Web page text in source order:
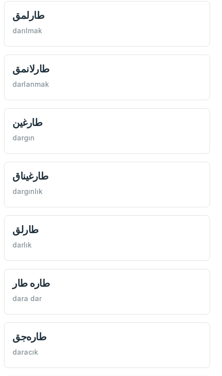
طارلمق
darılmak
طارلانمق
darlanmak
طارغين
dargın
طارغيناق
dargınlık
طارلق
darlık
طاره طار
dara dar
طاره‌جق
daracık